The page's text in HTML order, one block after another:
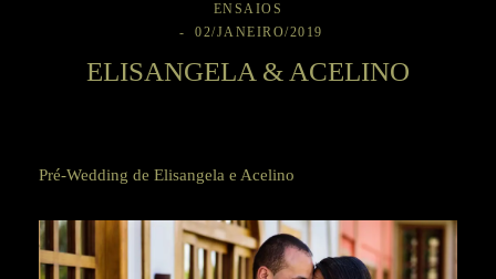
ENSAIOS
02/JANEIRO/2019
ELISANGELA & ACELINO
Pré-Wedding de Elisangela e Acelino